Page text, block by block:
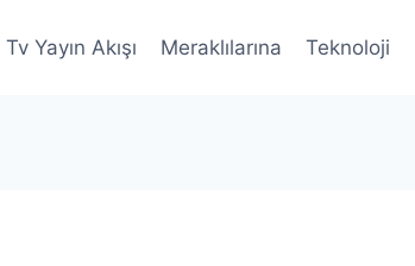
Tv Yayın Akışı Meraklılarına Teknoloji